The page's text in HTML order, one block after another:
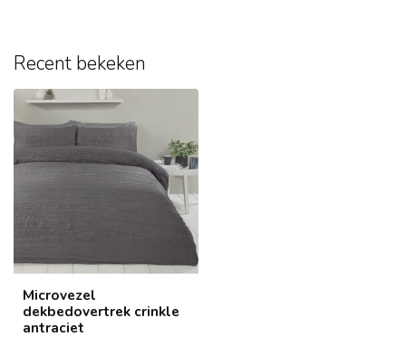
Recent bekeken
Microvezel
dekbedovertrek crinkle
antraciet